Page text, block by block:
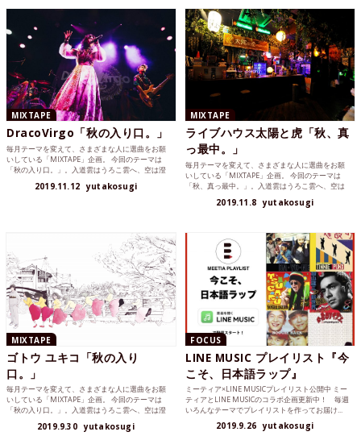
MIXTAPE
DracoVirgo「秋の入り口。」
毎月テーマを変えて、さまざまな人に選曲をお願
いしている「MIXTAPE」企画。 今回のテーマは
「秋の入り口。」。入道雲はうろこ雲へ、空は澄
2019.11.12 yutakosugi
MIXTAPE
ライブハウス太陽と虎「秋、真
っ最中。」
毎月テーマを変えて、さまざまな人に選曲をお願
いしている「MIXTAPE」企画。 今回のテーマは
「秋、真っ最中。」。入道雲はうろこ雲へ、空は
2019.11.8 yutakosugi
MIXTAPE
ゴトウ ユキコ「秋の入り
口。」
毎月テーマを変えて、さまざまな人に選曲をお願
いしている「MIXTAPE」企画。 今回のテーマは
「秋の入り口。」。入道雲はうろこ雲へ、空は澄
2019.9.30 yutakosugi
FOCUS
LINE MUSIC プレイリスト『今
こそ、日本語ラップ』
ミーティア×LINE MUSICプレイリスト公開中 ミー
ティアとLINE MUSICのコラボ企画更新中！ 毎週
いろんなテーマでプレイリストを作ってお届け...
2019.9.26 yutakosugi